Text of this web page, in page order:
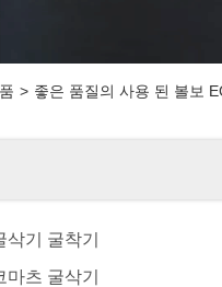
> 좋은 품질의 사용 된 볼보
기 굴착기
츠 굴삭기